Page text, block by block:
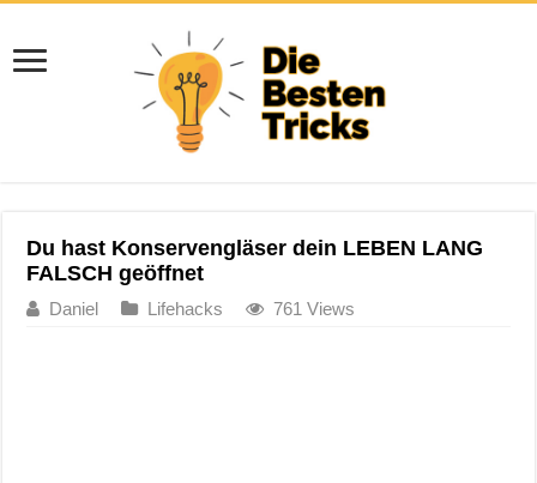
Du hast Konservengläser dein LEBEN LANG
FALSCH geöffnet
Daniel Lifehacks 761 Views